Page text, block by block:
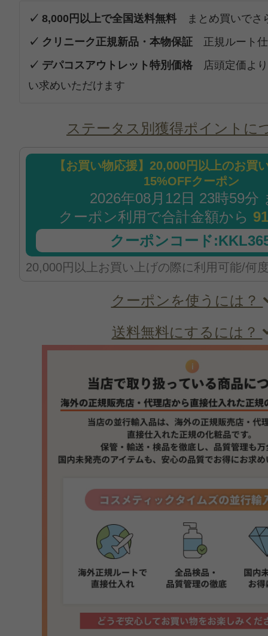
✓ 8,000円以上で全国送料無料 まとめ買いでさ
✓ クリニーク正規新品・本物保証 正規ルート
✓ デパコスアウトレット特別価格 店頭定価よ
い求めいただけます
ステータス別獲得ポイントに
【お買い物応援】20,000円以上のお買
15%OFFクーポン
2026年08月12日 23時59分
クーポン利用で合計金額から
クーポンコード
20,000円以上お買い上げの際に利用可能/何
クーポンを使うには？
送料無料にするには？